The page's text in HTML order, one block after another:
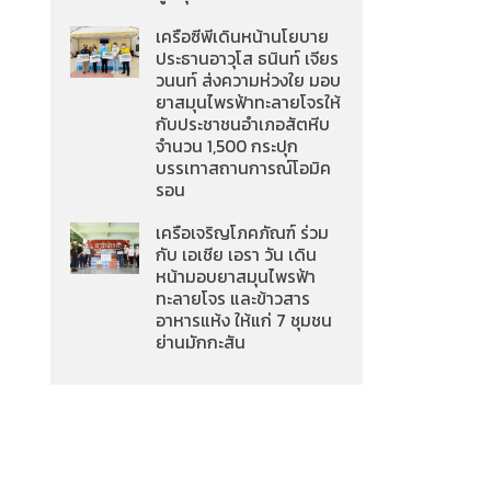
เครือซีพีเดินหน้านโยบาย
ประธานอาวุโส ธนินท์ เจียร
วนนท์ ส่งความห่วงใย มอบ
ยาสมุนไพรฟ้าทะลายโจรให้
กับประชาชนอำเภอสัตหีบ
จำนวน 1,500 กระปุก
บรรเทาสถานการณ์โอมิค
รอน
เครือเจริญโภคภัณฑ์ ร่วม
กับ เอเชีย เอรา วัน เดิน
หน้ามอบยาสมุนไพรฟ้า
ทะลายโจร และข้าวสาร
อาหารแห้ง ให้แก่ 7 ชุมชน
ย่านมักกะสัน